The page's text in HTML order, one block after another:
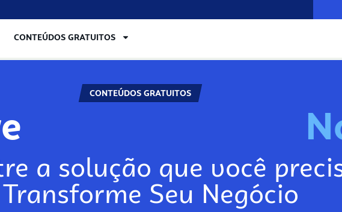
CONTEÚDOS GRATUITOS
CONTEÚDOS GRATUITOS
N
a solução que você
Seu Negócio